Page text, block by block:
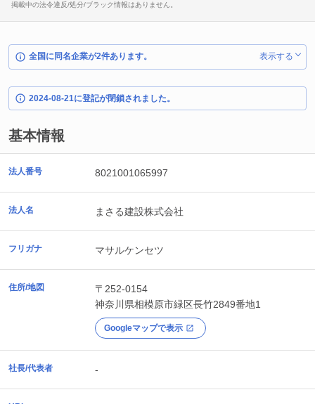
掲載中の法令違反/処分/ブラック情報はありません。
全国に同名企業が2件あります。 表示する
2024-08-21に登記が閉鎖されました。
基本情報
法人番号 8021001065997
法人名 まさる建設株式会社
フリガナ マサルケンセツ
住所/地図
〒252-0154
神奈川県相模原市緑区長竹2849番地1
Googleマップで表示
社長/代表者 -